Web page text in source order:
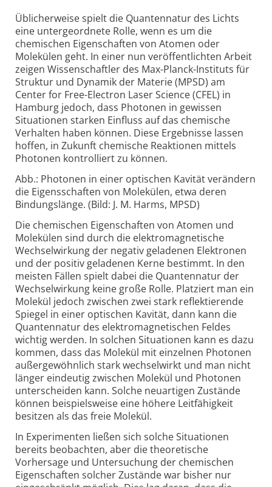
Üblicherweise spielt die Quantennatur des Lichts
eine untergeordnete Rolle, wenn es um die
chemischen Eigenschaften von Atomen oder
Molekülen geht. In einer nun veröffentlichten Arbeit
zeigen Wissenschaftler des Max-Planck-Instituts für
Struktur und Dynamik der Materie (MPSD) am
Center for Free-Electron Laser Science (CFEL) in
Hamburg jedoch, dass Photonen in gewissen
Situationen starken Einfluss auf das chemische
Verhalten haben können. Diese Ergebnisse lassen
hoffen, in Zukunft chemische Reaktionen mittels
Photonen kontrolliert zu können.
Abb.: Photonen in einer optischen Kavität verändern
die Eigensschaften von Molekülen, etwa deren
Bindungslänge. (Bild: J. M. Harms, MPSD)
Die chemischen Eigenschaften von Atomen und
Molekülen sind durch die elektro­magnetische
Wechsel­wirkung der negativ geladenen Elektronen
und der positiv geladenen Kerne bestimmt. In den
meisten Fällen spielt dabei die Quanten­natur der
Wechsel­wirkung keine große Rolle. Platziert man ein
Molekül jedoch zwischen zwei stark reflektierende
Spiegel in einer optischen Kavität, dann kann die
Quantennatur des elektro­magnetischen Feldes
wichtig werden. In solchen Situationen kann es dazu
kommen, dass das Molekül mit einzelnen Photonen
außer­gewöhnlich stark wechselwirkt und man nicht
länger eindeutig zwischen Molekül und Photonen
unterscheiden kann. Solche neuartigen Zustände
können beispielsweise eine höhere Leit­fähigkeit
besitzen als das freie Molekül.
In Experimenten ließen sich solche Situationen
bereits beobachten, aber die theoretische
Vorhersage und Untersuchung der chemischen
Eigenschaften solcher Zustände war bisher nur